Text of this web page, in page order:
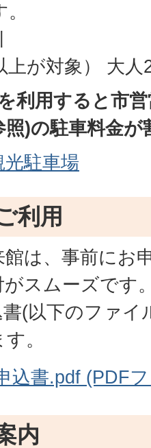
上が対象） 大
利用すると市
)の駐車料金が
駐車場
利用
館は、事前にお
スムーズです
書(以下のファイ
。
込書.pdf (PDF
内